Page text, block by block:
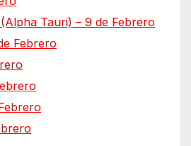
Tauri) – 9 de Febrero
Febrero